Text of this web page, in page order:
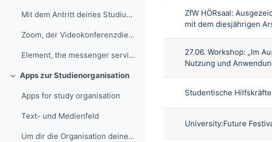
Mit dem Antritt deines Studiums erhältst du von de...
Zoom, der Videokonferenzdienst an der RUB
Element, the messenger service at the RUB
Einklappen
Apps zur Studienorganisation
Apps for study organisation
Text- und Medienfeld
Um dir die Organisation deines Studiums zu erleich...
ZfW HÖRsaal:
mit dem diesjährigen
27.06. Workshop: „Im
Nutzung und
Studentische
University:Future